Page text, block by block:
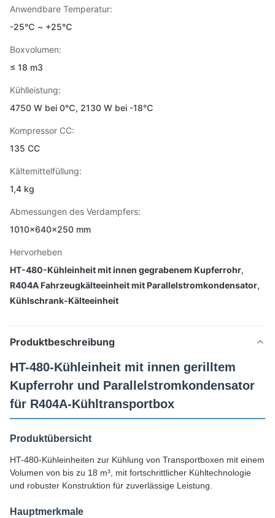
Anwendbare Temperatur:
-25℃ ~ +25℃
Boxvolumen:
≤ 18 m3
Kühlleistung:
4750 W bei 0℃, 2130 W bei -18℃
Kompressor CC:
135 CC
Kältemittelfüllung:
1,4 kg
Abmessungen des Verdampfers:
1010×640×250 mm
Hervorheben
HT-480-Kühleinheit mit innen gegrabenem Kupferrohr,
R404A Fahrzeugkälteeinheit mit Parallelstromkondensator,
Kühlschrank-Kälteeinheit
Produktbeschreibung
HT-480-Kühleinheit mit innen gerilltem
Kupferrohr und Parallelstromkondensator
für R404A-Kühltransportbox
Produktübersicht
HT-480-Kühleinheiten zur Kühlung von Transportboxen mit einem
Volumen von bis zu 18 m³, mit fortschrittlicher Kühltechnologie
und robuster Konstruktion für zuverlässige Leistung.
Hauptmerkmale